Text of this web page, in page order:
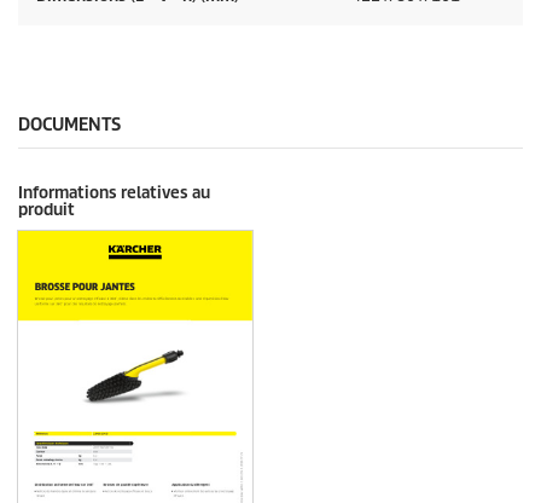
DOCUMENTS
Informations relatives au
produit